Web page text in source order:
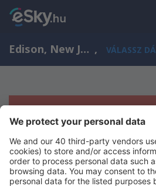
Edison, New Jersey, Amerikai Egyesült Államok , VÁLASSZ
Sajnos semmilyen
szolgálhatunk.
Próbáld meg még egyszer más